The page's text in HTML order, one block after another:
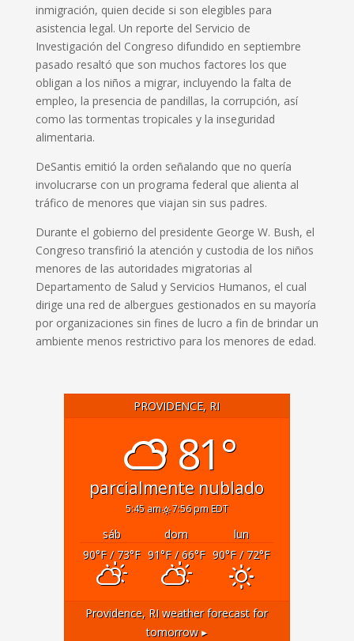
inmigración, quien decide si son elegibles para
asistencia legal. Un reporte del Servicio de
Investigación del Congreso difundido en septiembre
pasado resaltó que son muchos factores los que
obligan a los niños a migrar, incluyendo la falta de
empleo, la presencia de pandillas, la corrupción, así
como las tormentas tropicales y la inseguridad
alimentaria.
DeSantis emitió la orden señalando que no quería
involucrarse con un programa federal que alienta al
tráfico de menores que viajan sin sus padres.
Durante el gobierno del presidente George W. Bush, el
Congreso transfirió la atención y custodia de los niños
menores de las autoridades migratorias al
Departamento de Salud y Servicios Humanos, el cual
dirige una red de albergues gestionados en su mayoría
por organizaciones sin fines de lucro a fin de brindar un
ambiente menos restrictivo para los menores de edad.
PROVIDENCE, RI
81°
parcialmente nublado
5:45 am 7:56 pm EDT
sáb dom
lun
90°F/ 73°F 91°F/ 66°F 90°F/ 72°F
Providence, RI weather forecast for
tomorrow ▸